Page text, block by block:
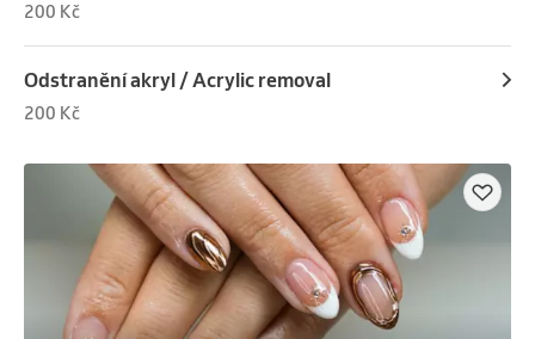
200 Kč
Odstranění akryl / Acrylic removal
200 Kč